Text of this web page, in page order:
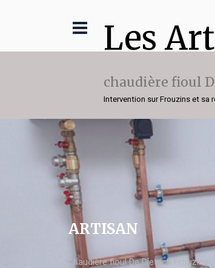
Les
chaudière fioul
Intervention sur Frouzins et sa
ARTISAN
chaudière fioul De Dietrich Frouzins